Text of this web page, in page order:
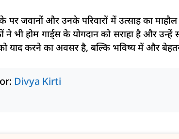
पर जवानों और उनके परिवारों में उत्साह का
ने भी होम गार्ड्स के योगदान को सराहा है और
को याद करने का अवसर है, बल्कि भविष्य में और
Divya Kirti